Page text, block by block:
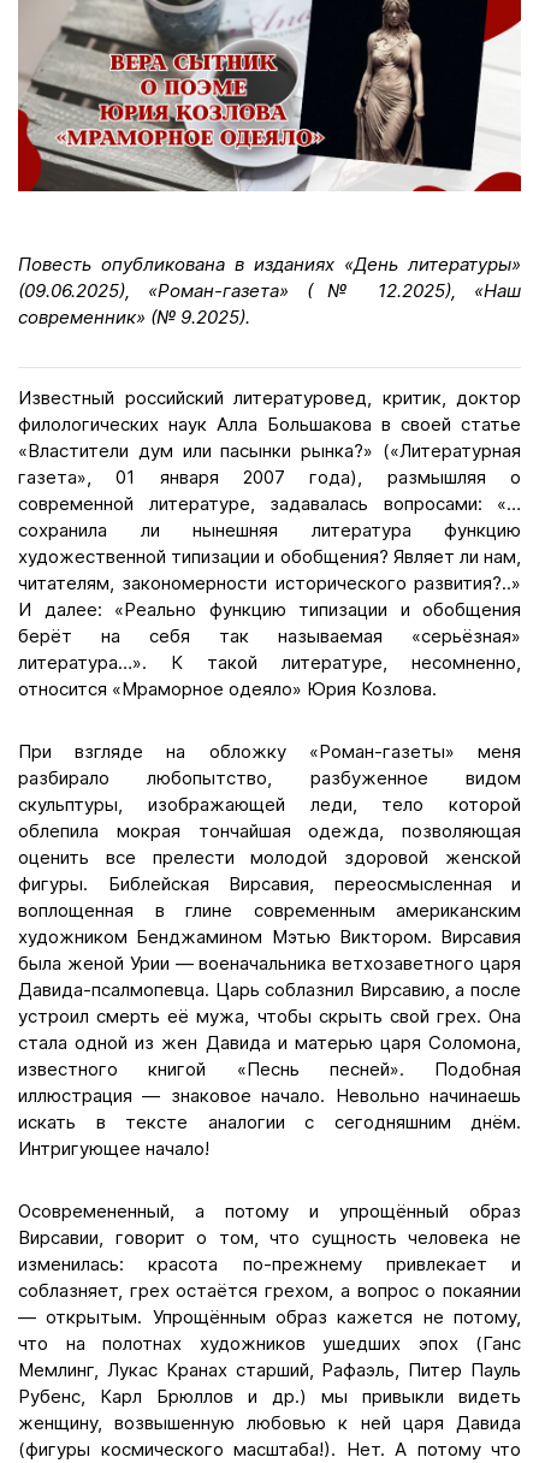
Повесть опубликована в изданиях «День литературы»
(09.06.2025), «Роман-газета» (№ 12.2025), «Наш
современник» (№ 9.2025).
Известный российский литературовед, критик, доктор
филологических наук Алла Большакова в своей статье
«Властители дум или пасынки рынка?» («Литературная
газета», 01 января 2007 года), размышляя о
современной литературе, задавалась вопросами: «…
сохранила ли нынешняя литература функцию
художественной типизации и обобщения? Являет ли нам,
читателям, закономерности исторического развития?..»
И далее: «Реально функцию типизации и обобщения
берёт на себя так называемая «серьёзная»
литература…». К такой литературе, несомненно,
относится «Мраморное одеяло» Юрия Козлова.
При взгляде на обложку «Роман-газеты» меня
разбирало любопытство, разбуженное видом
скульптуры, изображающей леди, тело которой
облепила мокрая тончайшая одежда, позволяющая
оценить все прелести молодой здоровой женской
фигуры. Библейская Вирсавия, переосмысленная и
воплощенная в глине современным американским
художником Бенджамином Мэтью Виктором. Вирсавия
была женой Урии — военачальника ветхозаветного царя
Давида-псалмопевца. Царь соблазнил Вирсавию, а после
устроил смерть её мужа, чтобы скрыть свой грех. Она
стала одной из жен Давида и матерью царя Соломона,
известного книгой «Песнь песней». Подобная
иллюстрация — знаковое начало. Невольно начинаешь
искать в тексте аналогии с сегодняшним днём.
Интригующее начало!
Осовремененный, а потому и упрощённый образ
Вирсавии, говорит о том, что сущность человека не
изменилась: красота по-прежнему привлекает и
соблазняет, грех остаётся грехом, а вопрос о покаянии
— открытым. Упрощённым образ кажется не потому,
что на полотнах художников ушедших эпох (Ганс
Мемлинг, Лукас Кранах старший, Рафаэль, Питер Пауль
Рубенс, Карл Брюллов и др.) мы привыкли видеть
женщину, возвышенную любовью к ней царя Давида
(фигуры космического масштаба!). Нет. А потому что